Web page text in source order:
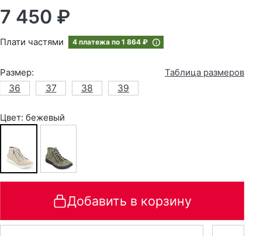
7 450 ₽
Плати частями 4 платежа по 1 864 ₽
Размер:
Таблица размеров
36
37 38 39
Цвет: бежевый
Добавить в корзину